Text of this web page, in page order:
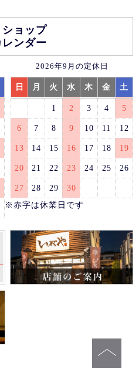
ョップ
ンダー
2026年9月の定休日
日 月 火 水 木 金 土
1 2 3 4 5
6 7 8 9 10 11 12
13 14 15 16 17 18 19
20 21 22 23 24 25 26
27 28 29
30
※赤字は休業日です